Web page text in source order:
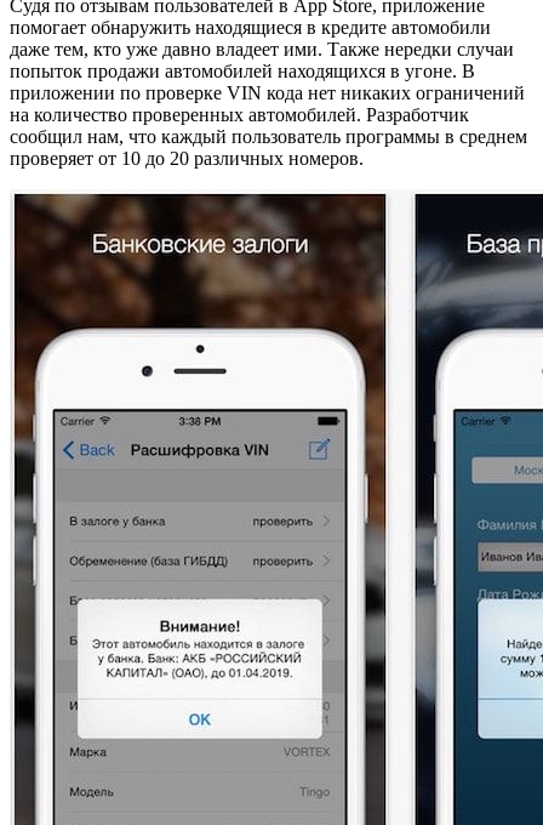
Судя по отзывам пользователей в App Store, приложение
помогает обнаружить находящиеся в кредите автомобили
даже тем, кто уже давно владеет ими. Также нередки случаи
попыток продажи автомобилей находящихся в угоне. В
приложении по проверке VIN кода нет никаких ограничений
на количество проверенных автомобилей. Разработчик
сообщил нам, что каждый пользователь программы в среднем
проверяет от 10 до 20 различных номеров.